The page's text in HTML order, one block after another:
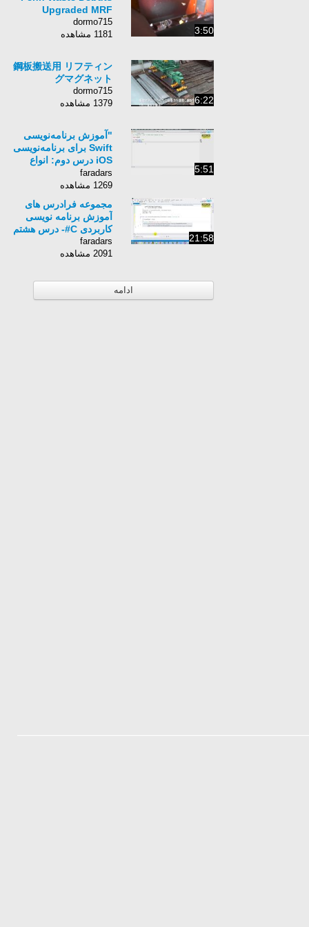
3:50
Upgraded MRF
dormo715
1181 مشاهده
6:22
鋼板搬送用 リフティン
グマグネット
dormo715
1379 مشاهده
5:51
"آموزش برنامه‌نویسی
Swift برای برنامه‌نویسی
iOS درس دوم: انواع
متغیرها – اپراتورهای
محاسباتی"
faradars
1269 مشاهده
21:58
مجموعه فرادرس های
آموزش برنامه نویسی
کاربردی C#- درس هشتم
faradars
2091 مشاهده
ادامه